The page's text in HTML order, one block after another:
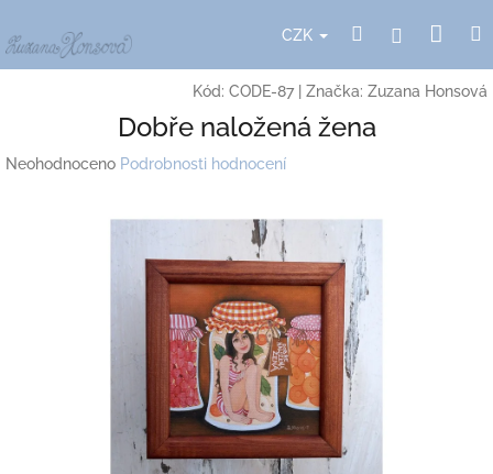
na
obsah
CZK HledatPřihlášení
Kód: CODE-87 Značka: Zuzana Honsová
Dobře naložená žena
Průměrné
Neohodnoceno Podrobnosti hodnocení